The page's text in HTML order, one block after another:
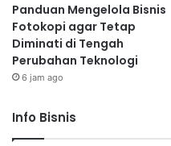
Panduan Mengelola Bisnis
Fotokopi agar Tetap
Diminati di Tengah
Perubahan Teknologi
6 jam ago
Info Bisnis